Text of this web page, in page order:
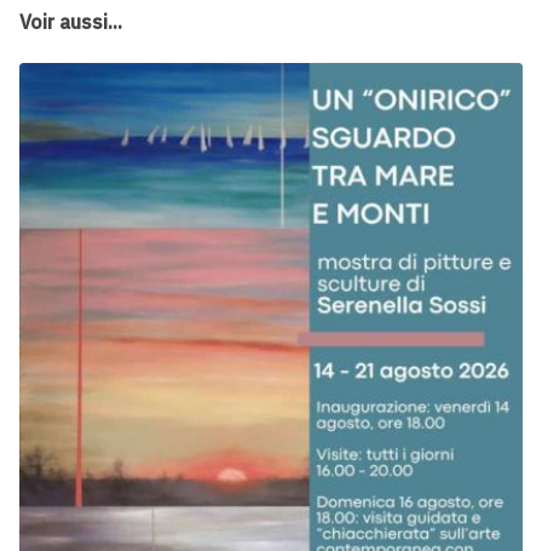
Voir aussi...